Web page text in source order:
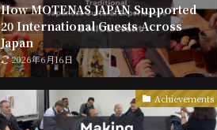
How MOTENAS JAPAN Supported
20 International Guests Across
Japan
2026年6月16日
Achievements